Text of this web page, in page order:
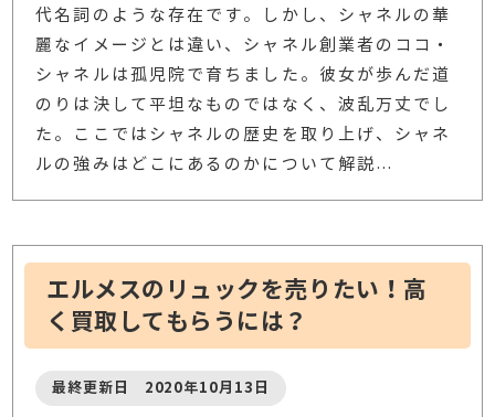
代名詞のような存在です。しかし、シャネルの華
麗なイメージとは違い、シャネル創業者のココ・
シャネルは孤児院で育ちました。彼女が歩んだ道
のりは決して平坦なものではなく、波乱万丈でし
た。ここではシャネルの歴史を取り上げ、シャネ
ルの強みはどこにあるのかについて解説…
エルメスのリュックを売りたい！高
く買取してもらうには？
最終更新日 2020年10月13日